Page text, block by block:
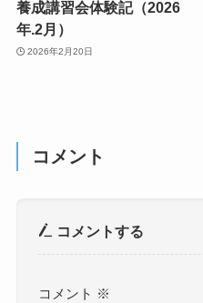
養成講習会体験記（2026
年.2月）
2026年2月20日
コメント
コメントする
コメント ※